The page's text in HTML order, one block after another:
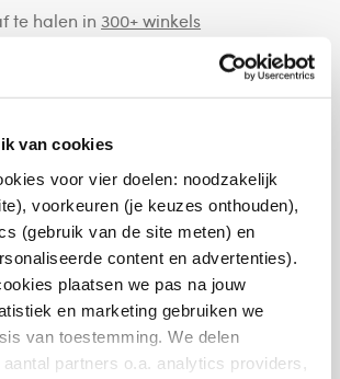
van cookies
voor vier doelen: noodzakelijk
voorkeuren (je keuzes onthouden),
(gebruik van de site meten) en
content en advertenties).
plaatsen we pas na jouw
en marketing gebruiken we
van toestemming. We delen
partners o.a. analytics providers,
te halen in300+ winkels
uit4.106 reviews
VolgDAop: